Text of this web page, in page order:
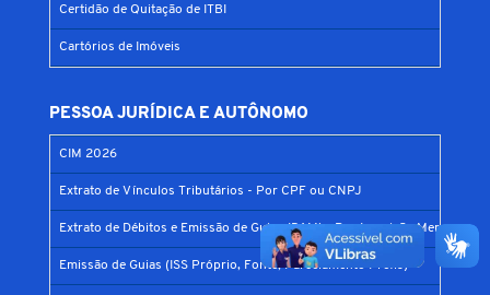
Certidão de Quitação de ITBI
Cartórios de Imóveis
PESSOA JURÍDICA E AUTÔNOMO
CIM 2026
Extrato de Vínculos Tributários - Por CPF ou CNPJ
Extrato de Débitos e Emissão de Guias (DAM) - Por Inscrição Mercantil
Emissão de Guias (ISS Próprio, Fonte, Parcelamento Prefis)